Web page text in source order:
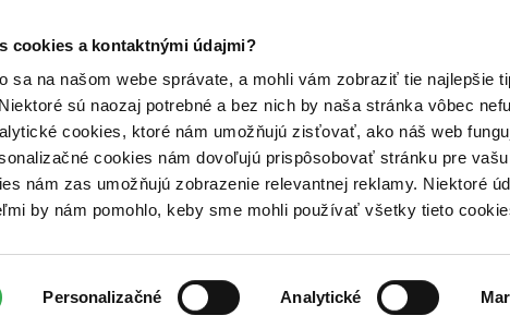
cookies a kontaktnými údajmi?
sa na našom webe správate, a mohli vám zobraziť tie najlepšie
sú naozaj potrebné a bez nich by naša stránka vôbec
cookies, ktoré nám umožňujú zisťovať, ako náš web
cookies nám dovoľujú prispôsobovať stránku pre
nám zas umožňujú zobrazenie relevantnej reklamy. Niektoré
by nám pomohlo, keby sme mohli používať všetky tieto
Personalizačné Analytické